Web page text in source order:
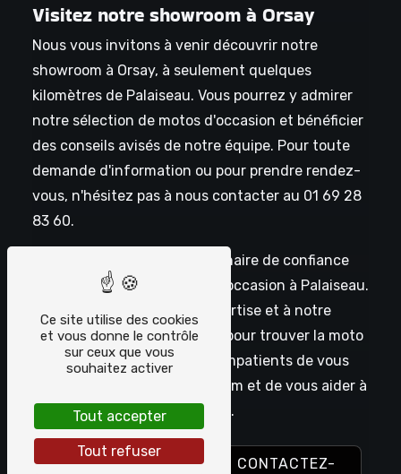
Visitez notre showroom à Orsay
Nous vous invitons à venir découvrir notre
showroom à Orsay, à seulement quelques
kilomètres de Palaiseau. Vous pourrez y admirer
notre sélection de motos d'occasion et bénéficier
des conseils avisés de notre équipe. Pour toute
demande d'information ou pour prendre rendez-
vous, n'hésitez pas à nous contacter au 01 69 28
83 60.
Chrono Bikes est votre partenaire de confiance
pour l'achat de votre moto d'occasion à Palaiseau.
Faites confiance à notre expertise et à notre
passion pour les deux-roues pour trouver la moto
de vos rêves. Nous sommes impatients de vous
accueillir dans notre showroom et de vous aider à
concrétiser votre projet moto.
EN SAVOIR
CONTACTEZ-
Ce site utilise des cookies
et vous donne le contrôle
sur ceux que vous
souhaitez activer
Tout accepter
Tout refuser